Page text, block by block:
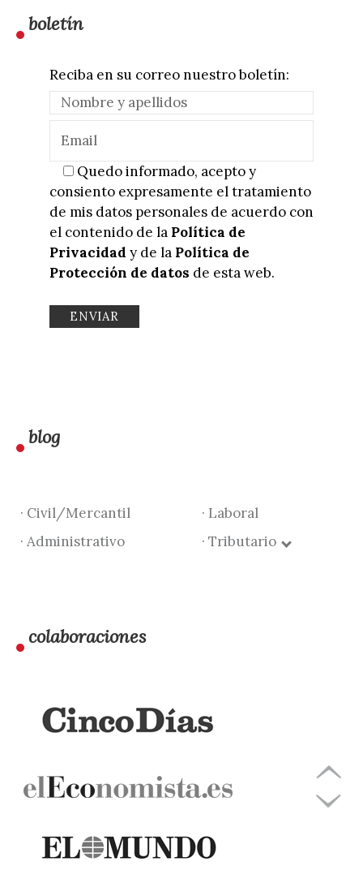
boletín
Reciba en su correo nuestro boletín:
Quedo informado, acepto y
consiento expresamente el tratamiento
de mis datos personales de acuerdo con
el contenido de la Política de
Privacidad y de la Política de
Protección de datos de esta web.
blog
· Civil/Mercantil
· Laboral
· Administrativo
· Tributario
colaboraciones